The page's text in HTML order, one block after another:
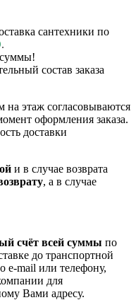
сантехники по
.
состав заказа
на этаж согласовываются
оформления заказа.
доставки
и в случае возврата
, а в случае
счёт всей суммы по
до транспортной
e-mail или телефону,
для
Вами адресу.